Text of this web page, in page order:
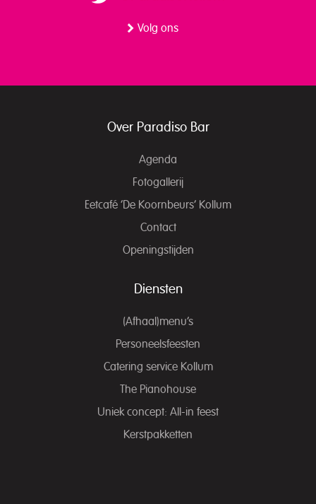
Volg ons
Over Paradiso Bar
Agenda
Fotogallerij
Eetcafé ‘De Koornbeurs’ Kollum
Contact
Openingstijden
Diensten
(Afhaal)menu’s
Personeelsfeesten
Catering service Kollum
The Pianohouse
Uniek concept: All-in feest
Kerstpakketten